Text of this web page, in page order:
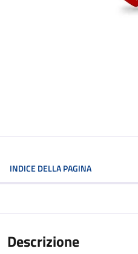
INDICE DELLA PAGINA
Descrizione